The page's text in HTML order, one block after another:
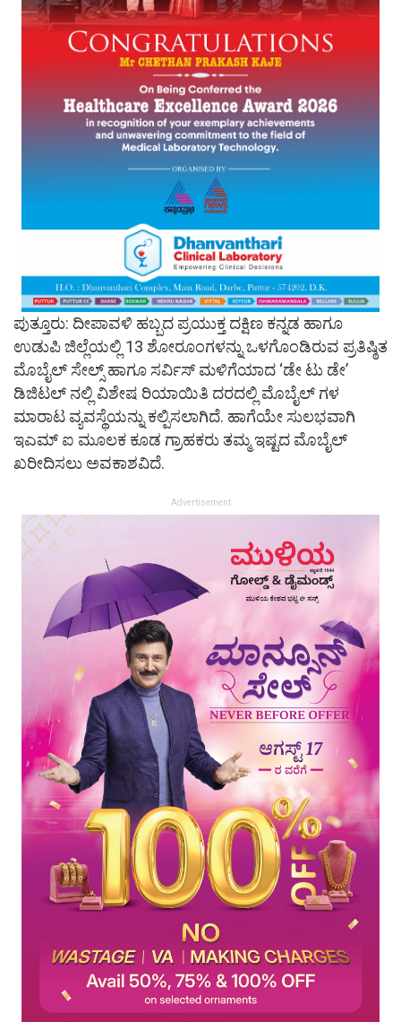
ಪುತ್ತೂರು: ದೀಪಾವಳಿ ಹಬ್ಬದ ಪ್ರಯುಕ್ತ ದಕ್ಷಿಣ ಕನ್ನಡ ಹಾಗೂ
ಉಡುಪಿ ಜಿಲ್ಲೆಯಲ್ಲಿ 13 ಶೋರೂಂಗಳನ್ನು ಒಳಗೊಂಡಿರುವ ಪ್ರತಿಷ್ಠಿತ
ಮೊಬೈಲ್ ಸೇಲ್ಸ್ ಹಾಗೂ ಸರ್ವಿಸ್ ಮಳಿಗೆಯಾದ ‘ಡೇ ಟು ಡೇ’
ಡಿಜಿಟಲ್ ನಲ್ಲಿ ವಿಶೇಷ ರಿಯಾಯಿತಿ ದರದಲ್ಲಿ ಮೊಬೈಲ್ ಗಳ
ಮಾರಾಟ ವ್ಯವಸ್ಥೆಯನ್ನು ಕಲ್ಪಿಸಲಾಗಿದೆ. ಹಾಗೆಯೇ ಸುಲಭವಾಗಿ
ಇಎಮ್ ಐ ಮೂಲಕ ಕೂಡ ಗ್ರಾಹಕರು ತಮ್ಮ ಇಷ್ಟದ ಮೊಬೈಲ್
ಖರೀದಿಸಲು ಅವಕಾಶವಿದೆ.
Advertisement